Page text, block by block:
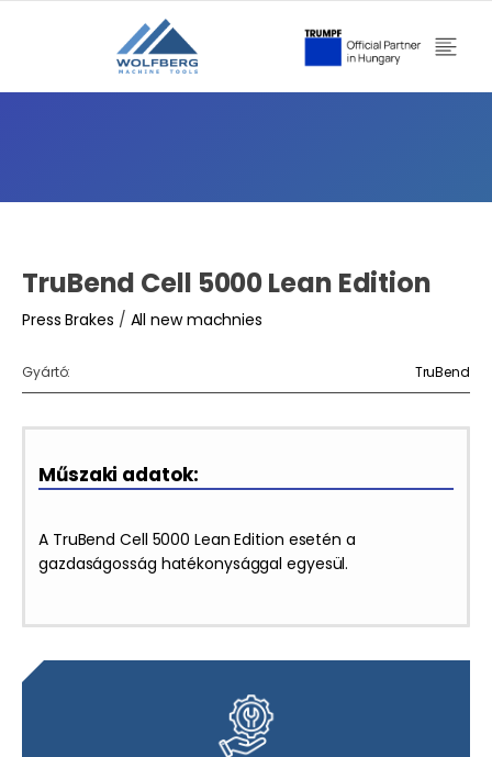
TruBend Cell 5000 Lean Edition
Press Brakes / All new machnies
Gyártó: TruBend
Műszaki adatok:
A TruBend Cell 5000 Lean Edition esetén a
gazdaságosság hatékonysággal egyesül.